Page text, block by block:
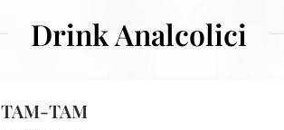
Drink Analcolici
TAM-TAM